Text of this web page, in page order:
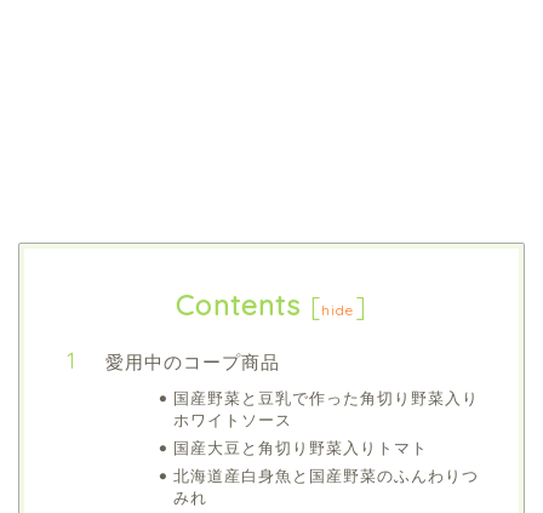
Contents [hide ]
愛用中のコープ商品
国産野菜と豆乳で作った角切り野菜入り
ホワイトソース
国産大豆と角切り野菜入りトマト
北海道産白身魚と国産野菜のふんわりつ
みれ